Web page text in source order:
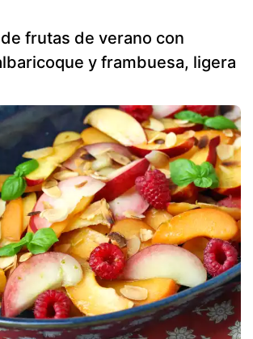
frutas de verano con
y frambuesa, ligera